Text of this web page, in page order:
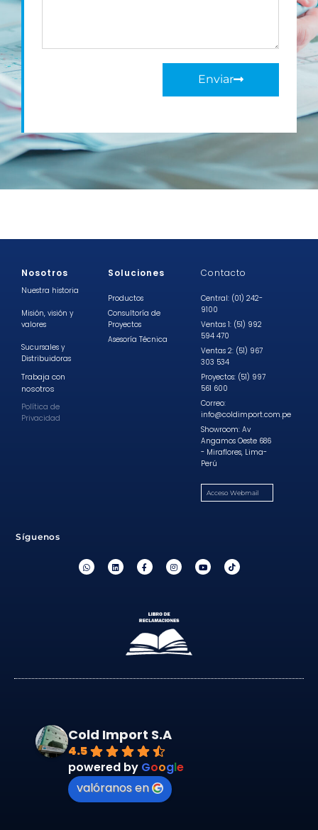
Enviar
Nosotros
Nuestra historia
Misión, visión y
valores
Sucursales y
Distribuidoras
Trabaja con
nosotros
Política de
Privacidad
Soluciones
Productos
Consultoría de
Proyectos
Asesoría Técnica
Contacto
Central: (01) 242-
9100
Ventas 1: (51) 992
594 470
Ventas 2: (51) 967
303 534
Proyectos: (51) 997
561 600
Correo:
info@coldimport.com.pe
Showroom: Av
Angamos Oeste 686
- Miraflores, Lima-
Perú
Acceso Webmail
Síguenos
Cold Import S.A
4.5
powered by Google
valóranos en